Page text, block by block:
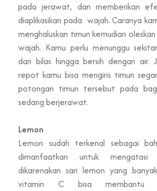
pada jerawat, dan memberikan
diaplikasikan pada wajah. Caranya
menghaluskan timun kemudian
wajah. Kamu perlu menunggu
dan bilas hingga bersih dengan air.
repot kamu bisa mengiris timun
potongan timun tersebut pada
sedang berjerawat.
Lemon
Lemon sudah terkenal sebagai
dimanfaatkan untuk
dikarenakan sari lemon yang
vitamin C bisa membantu